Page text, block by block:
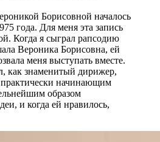
Борисовной началось
года. Для меня эта запись
Когда я сыграл рапсодию
Вероника Борисовна, ей
меня выступать вместе.
как знаменитый дирижер,
начинающим
образом
и когда ей нравилось,